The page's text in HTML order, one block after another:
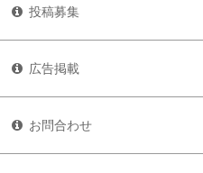
投稿募集
広告掲載
お問合わせ